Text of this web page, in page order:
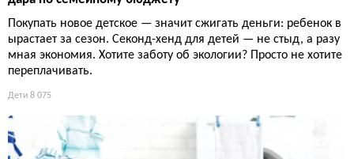
Покупать новое детское — значит сжигать деньги: ребенок в
ырастает за сезон. Секонд-хенд для детей — не стыд, а разу
мная экономия. Хотите заботу об экологии? Просто не хотите
переплачивать.
Дети 8 075